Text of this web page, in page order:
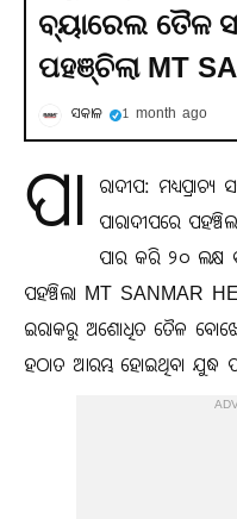
ବ୍ୟାରେଲ ତୈଳ
ପହଞ୍ଚିଲା MT
ସକାଳ 1 month ago
ପା
ରାଦୀପ:
ପାରାଦୀପରେ
ପାର କରି ୨୦ ଲକ୍ଷ
ପହଞ୍ଚିଲା MT SANMAR
ଇରାକରୁ ଅଶୋଧିତ ତୈଳ
ହଠାତ ଆରମ୍ଭ ହୋଇଥିବା ଯୁଦ୍ଧ